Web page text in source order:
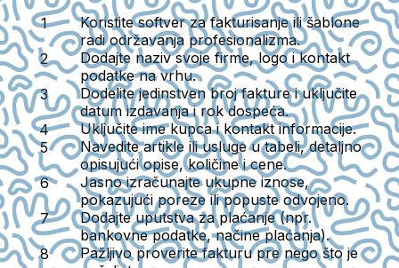
Koristite softver za fakturisanje ili šablone
radi održavanja profesionalizma.
Dodajte naziv svoje firme, logo i kontakt
podatke na vrhu.
Dodelite jedinstven broj fakture i uključite
datum izdavanja i rok dospeća.
Uključite ime kupca i kontakt informacije.
Navedite artikle ili usluge u tabeli, detaljno
opisujući opise, količine i cene.
Jasno izračunajte ukupne iznose,
pokazujući poreze ili popuste odvojeno.
Dodajte uputstva za plaćanje (npr.
bankovne podatke, načine plaćanja).
Pažljivo proverite fakturu pre nego što je